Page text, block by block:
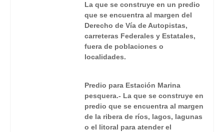
La que se construye en un predio
que se encuentra al margen del
Derecho de Vía de Autopistas,
carreteras Federales y Estatales,
fuera de poblaciones o
localidades.
Predio para Estación Marina
pesquera.- La que se construye en
predio que se encuentra al margen
de la ribera de ríos, lagos, lagunas
o el litoral para atender el